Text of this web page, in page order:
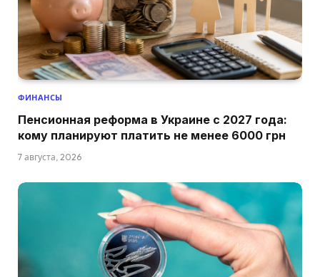
ФИНАНСЫ
Пенсионная реформа в Украине с 2027 года:
кому планируют платить не менее 6000 грн
7 августа, 2026